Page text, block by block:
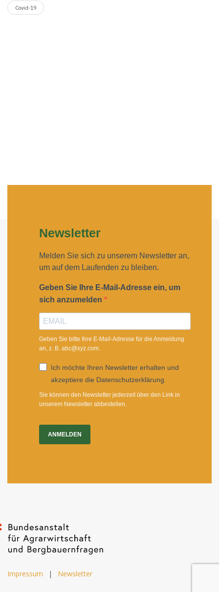
Covid-19
Newsletter
Melden Sie sich zu unserem Newsletter an,
um auf dem Laufenden zu bleiben.
Geben Sie Ihre E-Mail-Adresse ein, um
sich anzumelden
Geben Sie bitte Ihre E-Mail-Adresse für die Anmeldung
an, z. B. abc@xyz.com.
Ich möchte Ihren Newsletter erhalten und
akzeptiere die Datenschutzerklärung.
Sie können den Newsletter jederzeit über den Link in
unserem Newsletter abbestellen.
ANMELDEN
Impressum | Newsletter